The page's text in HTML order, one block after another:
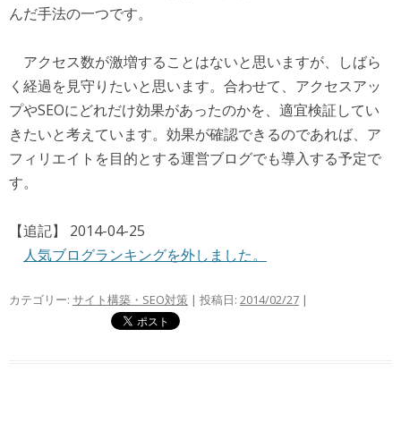
んだ手法の一つです。
アクセス数が激増することはないと思いますが、しばら
く経過を見守りたいと思います。合わせて、アクセスアッ
プやSEOにどれだけ効果があったのかを、適宜検証してい
きたいと考えています。効果が確認できるのであれば、ア
フィリエイトを目的とする運営ブログでも導入する予定で
す。
【追記】 2014-04-25
人気ブログランキングを外しました。
カテゴリー: サイト構築・SEO対策 | 投稿日: 2014/02/27 |